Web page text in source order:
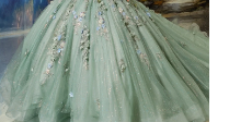
end